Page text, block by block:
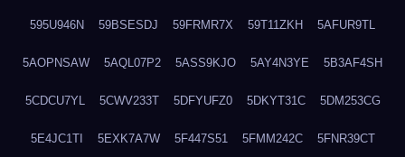
595U946N 59BSESDJ 59FRMR7X 59T11ZKH 5AFUR9TL
5AOPNSAW 5AQL07P2 5ASS9KJO 5AY4N3YE 5B3AF4SH
5CDCU7YL 5CWV233T 5DFYUFZ0 5DKYT31C 5DM253CG
5E4JC1TI 5EXK7A7W 5F447S51 5FMM242C 5FNR39CT